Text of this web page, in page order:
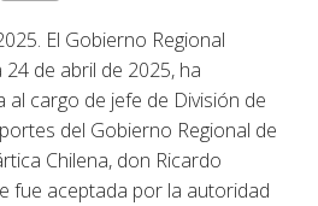
El Gobierno Regional
de abril de 2025, ha
cargo de jefe de División de
del Gobierno Regional de
Chilena, don Ricardo
fue aceptada por la autoridad